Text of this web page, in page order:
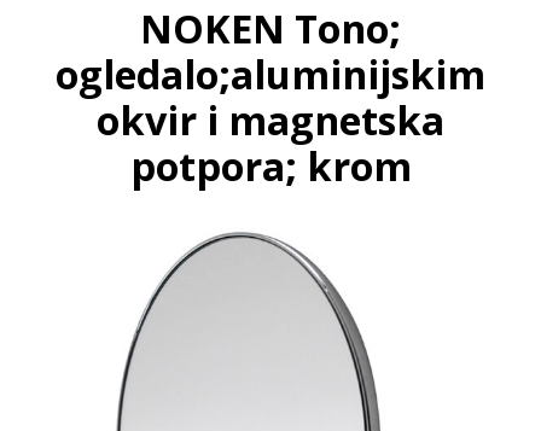
NOKEN Tono;
ogledalo;aluminijskim
okvir i magnetska
potpora; krom